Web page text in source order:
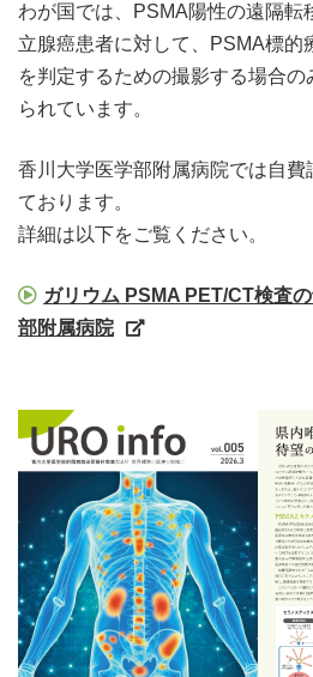
わが国では、PSMA陽性の遠隔転
立腺癌患者に対して、PSMA標的
を判定するための撮影する場合
られています。
香川大学医学部附属病院では自
ております。
詳細は以下をご覧ください。
ガリウム PSMA PET/CT検査
部附属病院